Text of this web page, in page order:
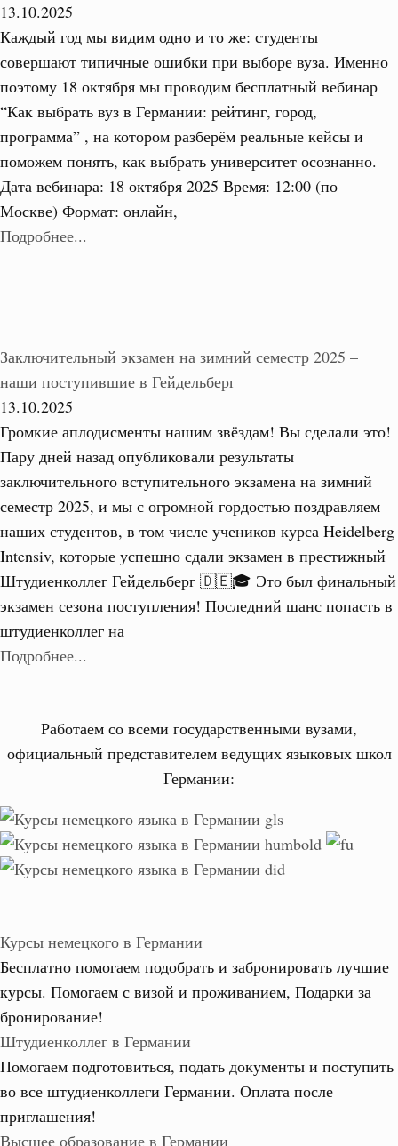
13.10.2025
Каждый год мы видим одно и то же: студенты
совершают типичные ошибки при выборе вуза. Именно
поэтому 18 октября мы проводим бесплатный вебинар
“Как выбрать вуз в Германии: рейтинг, город,
программа” , на котором разберём реальные кейсы и
поможем понять, как выбрать университет осознанно.
Дата вебинара: 18 октября 2025 Время: 12:00 (по
Москве) Формат: онлайн,
Подробнее...
Заключительный экзамен на зимний семестр 2025 –
наши поступившие в Гейдельберг
13.10.2025
Громкие аплодисменты нашим звёздам! Вы сделали это!
Пару дней назад опубликовали результаты
заключительного вступительного экзамена на зимний
семестр 2025, и мы с огромной гордостью поздравляем
наших студентов, в том числе учеников курса Heidelberg
Intensiv, которые успешно сдали экзамен в престижный
Штудиенколлег Гейдельберг 🇩🇪🎓 Это был финальный
экзамен сезона поступления! Последний шанс попасть в
штудиенколлег на
Подробнее...
Работаем со всеми государственными вузами,
официальный представителем ведущих языковых школ
Германии:
Курсы немецкого в Германии
Бесплатно помогаем подобрать и забронировать лучшие
курсы. Помогаем с визой и проживанием, Подарки за
бронирование!
Штудиенколлег в Германии
Помогаем подготовиться, подать документы и поступить
во все штудиенколлеги Германии. Оплата после
приглашения!
Высшее образование в Германии